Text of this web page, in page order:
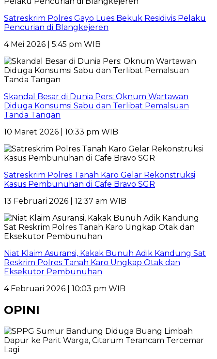
Satreskrim Polres Gayo Lues Bekuk Residivis Pelaku
Pencurian di Blangkejeren
4 Mei 2026 | 5:45 pm WIB
Skandal Besar di Dunia Pers: Oknum Wartawan
Diduga Konsumsi Sabu dan Terlibat Pemalsuan
Tanda Tangan
10 Maret 2026 | 10:33 pm WIB
Satreskrim Polres Tanah Karo Gelar Rekonstruksi
Kasus Pembunuhan di Cafe Bravo SGR
13 Februari 2026 | 12:37 am WIB
Niat Klaim Asuransi, Kakak Bunuh Adik Kandung Sat
Reskrim Polres Tanah Karo Ungkap Otak dan
Eksekutor Pembunuhan
4 Februari 2026 | 10:03 pm WIB
OPINI